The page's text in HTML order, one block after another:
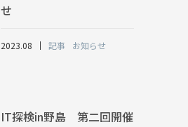
せ
2023.08 記事 お知らせ
IT探検in野島 第二回開催